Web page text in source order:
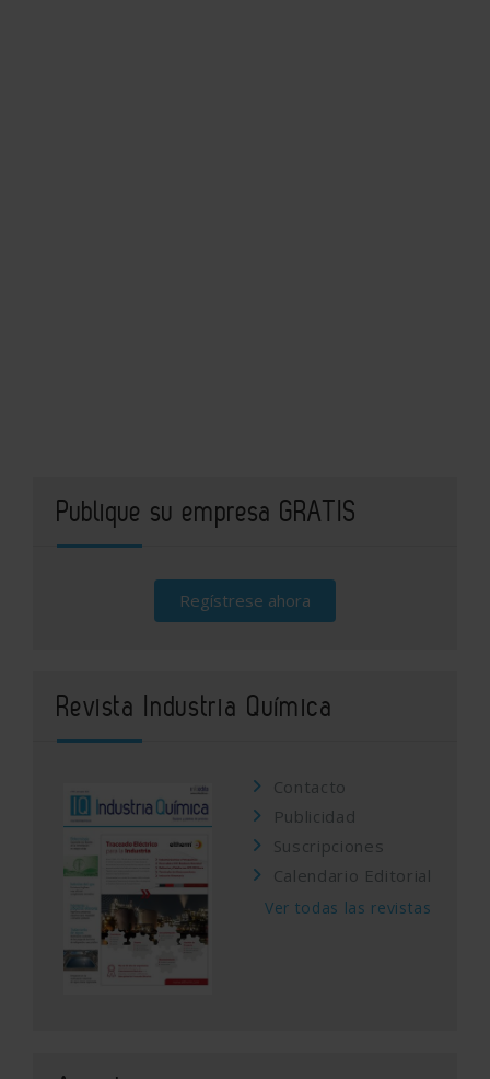
Publique su empresa GRATIS
Regístrese ahora
Revista Industria Química
Contacto
Publicidad
Suscripciones
Calendario Editorial
Ver todas las revistas